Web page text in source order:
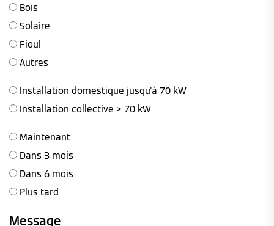
Bois
Solaire
Fioul
Autres
Installation domestique jusqu'à 70 kW
Installation collective > 70 kW
Maintenant
Dans 3 mois
Dans 6 mois
Plus tard
Message